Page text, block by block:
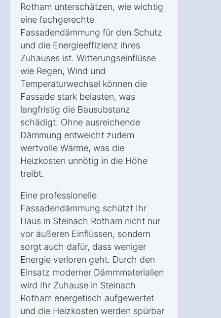
Rotham unterschätzen, wie wichtig
eine fachgerechte
Fassadendämmung für den Schutz
und die Energieeffizienz ihres
Zuhauses ist. Witterungseinflüsse
wie Regen, Wind und
Temperaturwechsel können die
Fassade stark belasten, was
langfristig die Bausubstanz
schädigt. Ohne ausreichende
Dämmung entweicht zudem
wertvolle Wärme, was die
Heizkosten unnötig in die Höhe
treibt.
Eine professionelle
Fassadendämmung schützt Ihr
Haus in Steinach Rotham nicht nur
vor äußeren Einflüssen, sondern
sorgt auch dafür, dass weniger
Energie verloren geht. Durch den
Einsatz moderner Dämmmaterialien
wird Ihr Zuhause in Steinach
Rotham energetisch aufgewertet
und die Heizkosten werden spürbar